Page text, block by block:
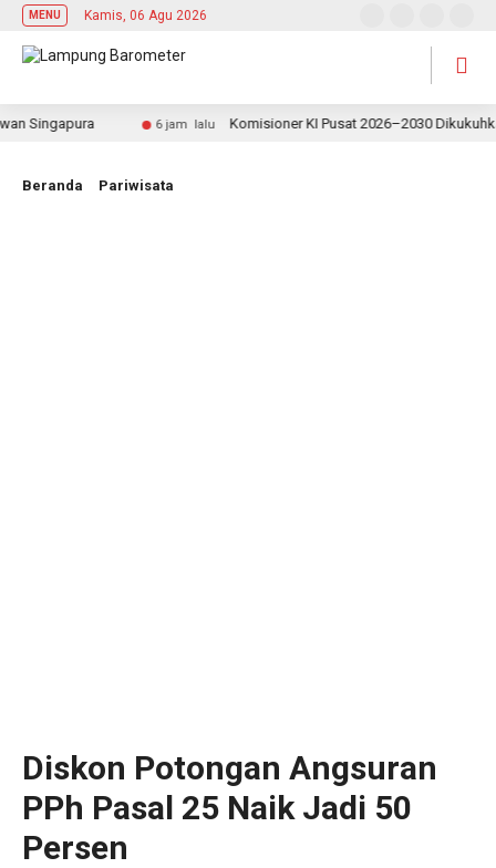
MENU Kamis, 06 Agu 2026
6 jam lalu Komisioner KI Pusat 2026–2030 Dikukuhkan,
Beranda Pariwisata
Diskon Potongan Angsuran
PPh Pasal 25 Naik Jadi 50
Persen